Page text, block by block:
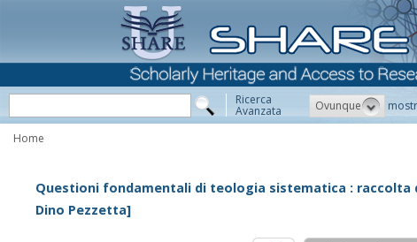
Ricerca
Avanzata Ovunque
Home
Questioni fondamentali di teologia sistematica : raccolta
Dino Pezzetta]